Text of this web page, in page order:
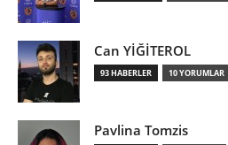
Can YİĞİTEROL
93 HABERLER 10 YORUMLAR
Pavlina Tomzis